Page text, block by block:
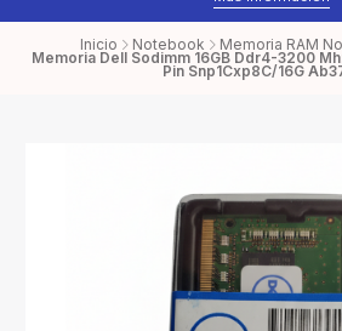
Inicio Notebook Memoria RAM
Memoria Dell Sodimm 16GB Ddr4-3200
Pin Snp1Cxp8C/16G